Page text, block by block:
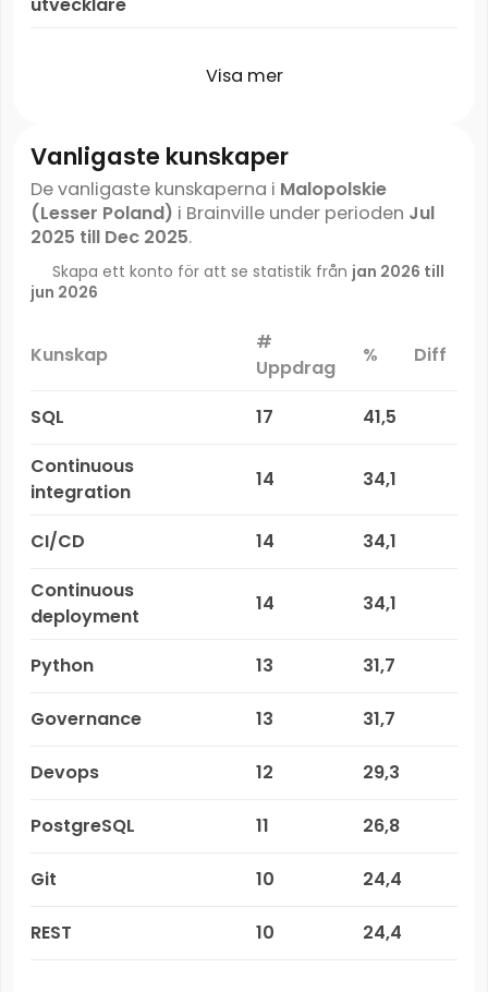
Visa mer
Vanligaste kunskaper
De vanligaste kunskaperna i Malopolskie
(Lesser Poland) i Brainville under perioden Jul
2025 till Dec 2025.
Skapa ett konto för att se statistik från jan 2026 till
jun 2026
Kunskap
#
Uppdrag
% Diff
SQL 17
41,5
Continuous
integration
14 34,1
CI/CD 14
34,1
Continuous
deployment
14 34,1
Python 13 31,7
Governance 13 31,7
Devops 12 29,3
PostgreSQL 11 26,8
Git 10 24,4
REST 10 24,4